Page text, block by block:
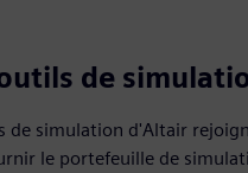
de
de simulation d'Altair
le portefeuille de